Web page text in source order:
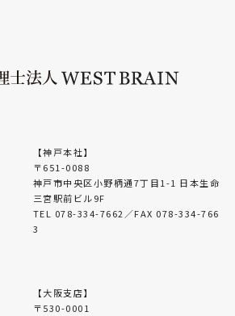
【神戸本社】
〒651-0088
神戸市中央区小野柄通7丁目1-1 日本生命
三宮駅前ビル9F
TEL 078-334-7662／FAX 078-334-766
3
【大阪支店】
〒530-0001